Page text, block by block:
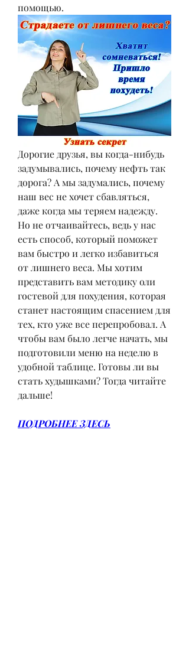
помощью.
Дорогие друзья, вы когда-нибудь
задумывались, почему нефть так
дорога? А мы задумались, почему
наш вес не хочет сбавляться,
даже когда мы теряем надежду.
Но не отчаивайтесь, ведь у нас
есть способ, который поможет
вам быстро и легко избавиться
от лишнего веса. Мы хотим
представить вам методику оли
гостевой для похудения, которая
станет настоящим спасением для
тех, кто уже все перепробовал. А
чтобы вам было легче начать, мы
подготовили меню на неделю в
удобной таблице. Готовы ли вы
стать худышками? Тогда читайте
дальше!
ПОДРОБНЕЕ ЗДЕСЬ